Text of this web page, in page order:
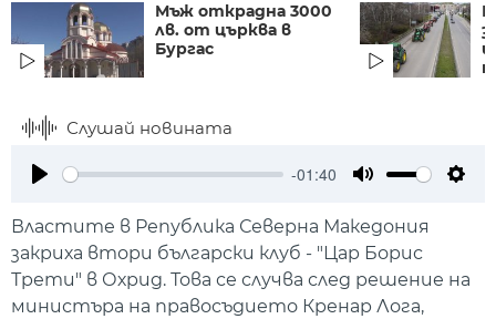
Мъж открадна 3000
лв. от църква в
Бургас
Слушай новината
-01:40
Властите в Република Северна Македония
закриха втори български клуб - "Цар Борис
Трети" в Охрид. Това се случва след решение на
министъра на правосъдието Кренар Лога,